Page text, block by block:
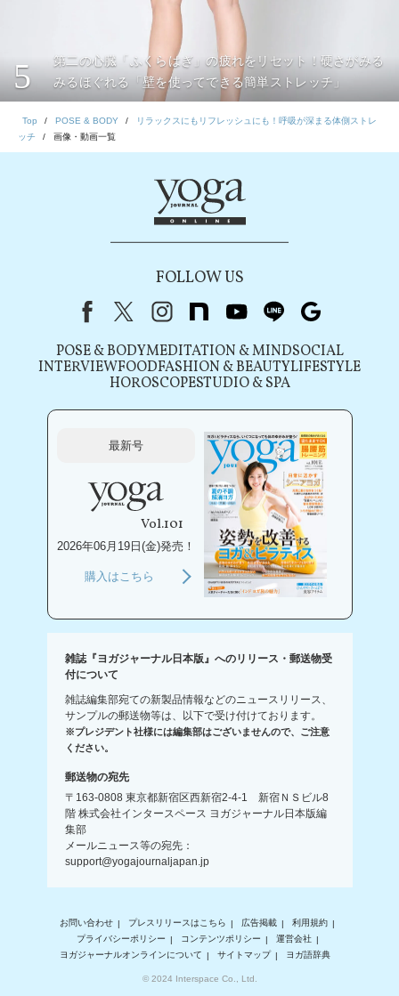
5
第二の心臓「ふくらはぎ」の疲れをリセット！硬さがみる
みるほぐれる「壁を使ってできる簡単ストレッチ」
Top POSE & BODY
リラックスにもリフレッシュにも！呼吸が深まる体側ストレ
ッチ
画像・動画一覧
FOLLOW US
FacebookX（旧Twitter）
instagram
note youtubeline
POSE & BODYMEDITATION & MINDSOCIAL
INTERVIEWFOODFASHION & BEAUTYLIFESTYLE
HOROSCOPESTUDIO & SPA
最新号
Vol.101
2026年06月19日(金)発売！
購入はこちら
雑誌『ヨガジャーナル日本版』へのリリース・郵送物受
付について
雑誌編集部宛ての新製品情報などのニュースリリース、
サンプルの郵送物等は、以下で受け付けております。
※プレジデント社様には編集部はございませんので、ご注意
ください。
郵送物の宛先
〒163-0808 東京都新宿区西新宿2-4-1 新宿ＮＳビル8
階 株式会社インタースペース ヨガジャーナル日本版編
集部
メールニュース等の宛先：
support@yogajournaljapan.jp
お問い合わせ プレスリリースはこちら 広告掲載
利用規約
プライバシーポリシー
コンテンツポリシー
運営会社
ヨガジャーナルオンラインについて
サイトマップ ヨガ語辞典
© 2024 Interspace Co., Ltd.